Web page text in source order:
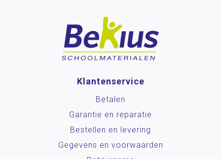
Klantenservice
Betalen
Garantie en reparatie
Bestellen en levering
Gegevens en voorwaarden